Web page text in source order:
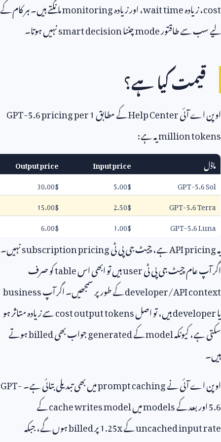
، زیادہwait time، اور زیادہmonitoringمانگتے ہیں۔ ہر کام کے
سے طاقتورmodeچنناsmart decisionنہیں ہوتا۔
کیا ہے؟
آئیHelp Centerکے مطابقGPT-5.6 pricing per 1
millionیہ ہے:
Input price
Output price
GPT-
30.00
GPT-5.6
15.00
GPT-5.6
APIہے، چیٹ جی پی ٹیsubscription pricingنہیں۔
عام چیٹ جی پی ٹیuserہیں تو ابھی اسtableکو صرف
developer/APIکے طور پر سمجھیں۔ اگر آپbusiness
ہیں، تو اصلcost output tokensسے زیادہ متاثر ہو
کیونکہmodelکےgeneratedجواب بھیbilledہوتے
آئی نےprompt cachingمیں بھی تبدیلی بتائی ہے۔GPT-
بعد کےmodelsمیںcache writes modelکے
uncachedکے1.25xپرbilledہوں گے، جبکہ